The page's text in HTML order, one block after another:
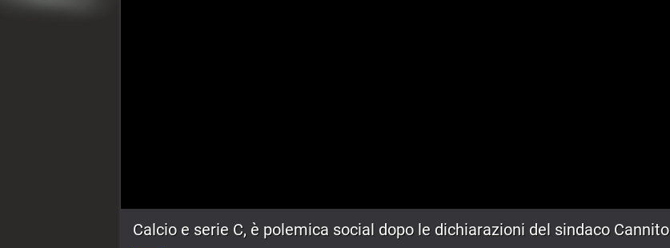
Calcio e serie C, è polemica social dopo le dichiarazioni del sindaco Cannito